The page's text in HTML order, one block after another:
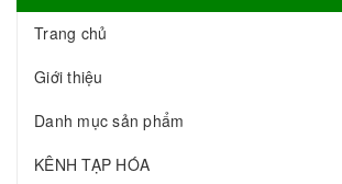
Trang chủ
Giới thiệu
Danh mục sản phẩm
KÊNH TẠP HÓA